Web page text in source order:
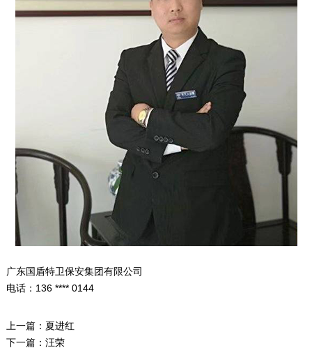
广东国盾特卫保安集团有限公司
电话：136 **** 0144
上一篇： 夏进红
下一篇： 汪荣